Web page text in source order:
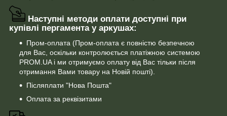
Наступні методи оплати доступні при
купівлі пергамента у аркушах:
Пром-оплата (Пром-оплата є повністю безпечною
для Вас, оскільки контролюється платіжною системою
PROM.UA і ми отримуємо оплату від Вас тільки після
отримання Вами товару на Новій пошті).
Післяплати "Нова Пошта"
Оплата за реквізитами